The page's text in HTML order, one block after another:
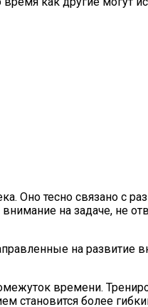
Оно тесно связано с
на задаче, не
на развитие
времени.
становится более